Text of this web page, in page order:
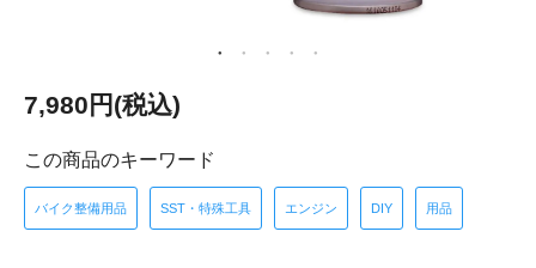
7,980円(税込)
この商品のキーワード
バイク整備用品 SST・特殊工具 エンジン DIY 用品